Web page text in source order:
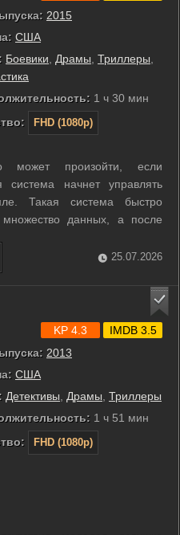
2015
США
Боевики Драмы Триллеры
1 ч 30 мин
FHD (1080p)
может произойти, если
система начнет управлять
Такая система быстро
множество данных, а после
программа под названием
не всей жизнью ...
25.07.2026
2013
США
Детективы Драмы Триллеры
1 ч 51 мин
FHD (1080p)
KP 4.3 IMDB 3.5